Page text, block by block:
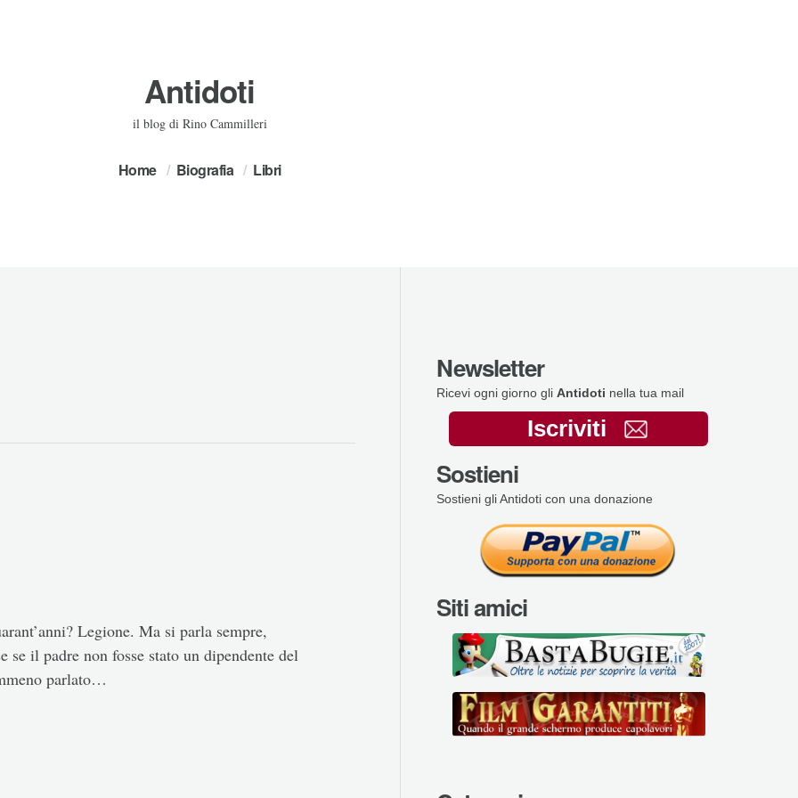
Antidoti
il blog di Rino Cammilleri
Home Biografia Libri
Legione. Ma si parla sempre,
il padre non fosse stato un dipendente del
parlato…
Newsletter
Ricevi ogni giorno gli Antidoti nella tua mail
Iscriviti
Sostieni
Sostieni gli Antidoti con una donazione
Siti amici